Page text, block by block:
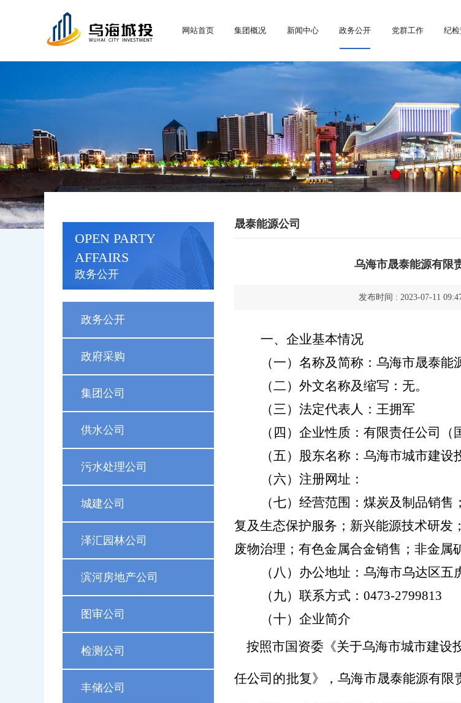
网站首页 集团概况 新闻中心 政务公开 党群工作 纪
OPEN PARTY
AFFAIRS
政务公开
政务公开
政府采购
集团公司
供水公司
污水处理公司
城建公司
泽汇园林公司
滨河房地产公司
图审公司
检测公司
丰储公司
晟泰能源公司
乌海市晟泰能源有限
发布时间 : 2023-07-11
一、企业基本情况
（一）名称及简称：乌海市晟泰
（二）外文名称及缩写：无。
（三）法定代表人：王拥军
（四）企业性质：有限责任公司（
（五）股东名称：乌海市城市建设
（六）注册网址：
（七）经营范围：煤炭及制品销
复及生态保护服务；新兴能源技术研发
废物治理；有色金属合金销售；非金属
（八）办公地址：乌海市乌达区
（九）联系方式： 0473-2799813
（十）企业简介
按照市国资委《关于乌海市城市建设
任公司的批复》，乌海市晟泰能源有限